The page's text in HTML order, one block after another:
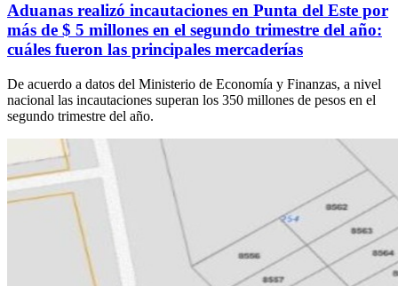
Aduanas realizó incautaciones en Punta del Este por
más de $ 5 millones en el segundo trimestre del año:
cuáles fueron las principales mercaderías
De acuerdo a datos del Ministerio de Economía y Finanzas, a nivel
nacional las incautaciones superan los 350 millones de pesos en el
segundo trimestre del año.